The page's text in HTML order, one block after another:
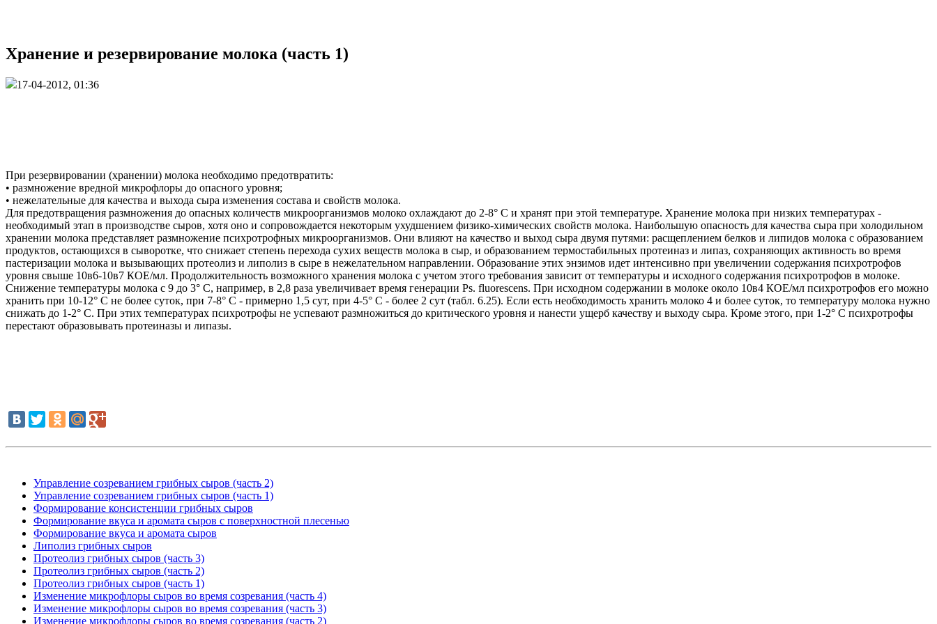
Хранение и резервирование молока (часть 1)
17-04-2012, 01:36
При резервировании (хранении) молока необходимо предотвратить:
• размножение вредной микрофлоры до опасного уровня;
• нежелательные для качества и выхода сыра изменения состава и свойств молока.
Для предотвращения размножения до опасных количеств микроорганизмов молоко охлаждают до 2-8° С и хранят при этой температуре. Хранение молока при низких температурах -
необходимый этап в производстве сыров, хотя оно и сопровождается некоторым ухудшением физико-химических свойств молока. Наибольшую опасность для качества сыра при холодильном
хранении молока представляет размножение психротрофных микроорганизмов. Они влияют на качество и выход сыра двумя путями: расщеплением белков и липидов молока с образованием
продуктов, остающихся в сыворотке, что снижает степень перехода сухих веществ молока в сыр, и образованием термостабильных протеиназ и липаз, сохраняющих активность во время
пастеризации молока и вызывающих протеолиз и липолиз в сыре в нежелательном направлении. Образование этих энзимов идет интенсивно при увеличении содержания психротрофов
уровня свыше 10в6-10в7 КОЕ/мл. Продолжительность возможного хранения молока с учетом этого требования зависит от температуры и исходного содержания психротрофов в молоке.
Снижение температуры молока с 9 до 3° С, например, в 2,8 раза увеличивает время генерации Ps. fluorescens. При исходном содержании в молоке около 10в4 КОЕ/мл психротрофов его можно
хранить при 10-12° С не более суток, при 7-8° С - примерно 1,5 сут, при 4-5° С - более 2 сут (табл. 6.25). Если есть необходимость хранить молоко 4 и более суток, то температуру молока нужно
снижать до 1-2° С. При этих температурах психротрофы не успевают размножиться до критического уровня и нанести ущерб качеству и выходу сыра. Кроме этого, при 1-2° С психротрофы
перестают образовывать протеиназы и липазы.
Управление созреванием грибных сыров (часть 2)
Управление созреванием грибных сыров (часть 1)
Формирование консистенции грибных сыров
Формирование вкуса и аромата сыров с поверхностной плесенью
Формирование вкуса и аромата сыров
Липолиз грибных сыров
Протеолиз грибных сыров (часть 3)
Протеолиз грибных сыров (часть 2)
Протеолиз грибных сыров (часть 1)
Изменение микрофлоры сыров во время созревания (часть 4)
Изменение микрофлоры сыров во время созревания (часть 3)
Изменение микрофлоры сыров во время созревания (часть 2)